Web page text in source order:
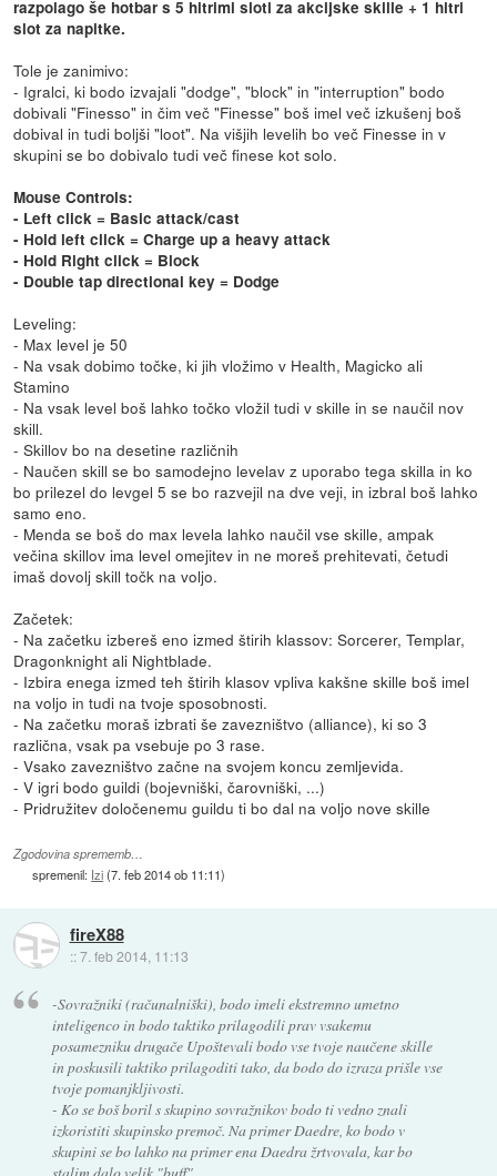
razpolago še hotbar s 5 hitrimi sloti za akcijske skille + 1 hitri
slot za napitke.
Tole je zanimivo:
- Igralci, ki bodo izvajali "dodge", "block" in "interruption" bodo
dobivali "Finesso" in čim več "Finesse" boš imel več izkušenj boš
dobival in tudi boljši "loot". Na višjih levelih bo več Finesse in v
skupini se bo dobivalo tudi več finese kot solo.
Mouse Controls:
- Left click = Basic attack/cast
- Hold left click = Charge up a heavy attack
- Hold Right click = Block
- Double tap directional key = Dodge
Leveling:
- Max level je 50
- Na vsak dobimo točke, ki jih vložimo v Health, Magicko ali
Stamino
- Na vsak level boš lahko točko vložil tudi v skille in se naučil nov
skill.
- Skillov bo na desetine različnih
- Naučen skill se bo samodejno levelav z uporabo tega skilla in ko
bo prilezel do levgel 5 se bo razvejil na dve veji, in izbral boš lahko
samo eno.
- Menda se boš do max levela lahko naučil vse skille, ampak
večina skillov ima level omejitev in ne moreš prehitevati, četudi
imaš dovolj skill točk na voljo.
Začetek:
- Na začetku izbereš eno izmed štirih klassov: Sorcerer, Templar,
Dragonknight ali Nightblade.
- Izbira enega izmed teh štirih klasov vpliva kakšne skille boš imel
na voljo in tudi na tvoje sposobnosti.
- Na začetku moraš izbrati še zavezništvo (alliance), ki so 3
različna, vsak pa vsebuje po 3 rase.
- Vsako zavezništvo začne na svojem koncu zemljevida.
- V igri bodo guildi (bojevniški, čarovniški, ...)
- Pridružitev določenemu guildu ti bo dal na voljo nove skille
Zgodovina sprememb…
spremenil: Izi(7. feb 2014 ob 11:11)
fireX88
::7. feb 2014, 11:13
-Sovražniki (računalniški), bodo imeli ekstremno umetno
inteligenco in bodo taktiko prilagodili prav vsakemu
posamezniku drugače Upoštevali bodo vse tvoje naučene skille
in poskusili taktiko prilagoditi tako, da bodo do izraza prišle vse
tvoje pomanjkljivosti.
- Ko se boš boril s skupino sovražnikov bodo ti vedno znali
izkoristiti skupinsko premoč. Na primer Daedre, ko bodo v
skupini se bo lahko na primer ena Daedra žrtvovala, kar bo